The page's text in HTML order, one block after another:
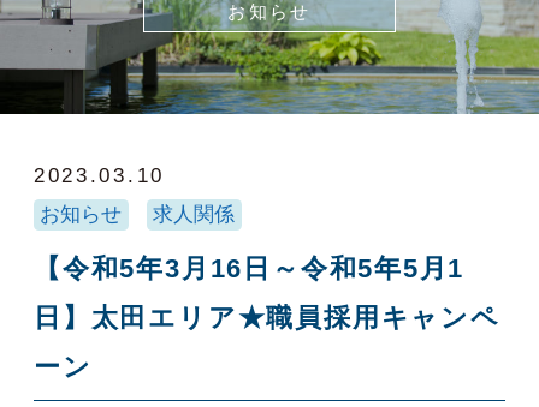
お知らせ
2023.03.10
お知らせ
求人関係
【令和5年3月16日～令和5年5月1
日】太田エリア★職員採用キャンペ
ーン